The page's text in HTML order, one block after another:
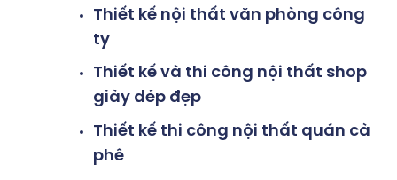
Thiết kế nội thất văn phòng công
ty
Thiết kế và thi công nội thất shop
giày dép đẹp
Thiết kế thi công nội thất quán cà
phê